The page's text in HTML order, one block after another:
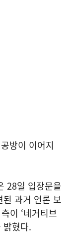
방이 이어지
28일 입장문을
과거 언론 보
이 ‘네거티브
밝혔다.